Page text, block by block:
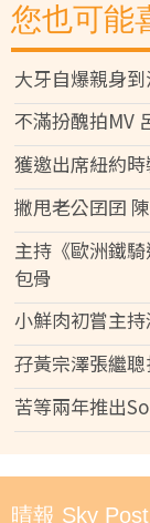
您也可能
大牙自爆親身
不滿扮醜拍MV
獲邀出席紐約
撇甩老公囝囝
主持《歐洲鐵
包骨
小鮮肉初嘗主
孖黃宗澤張繼
苦等兩年推出
晴報 Sky Post